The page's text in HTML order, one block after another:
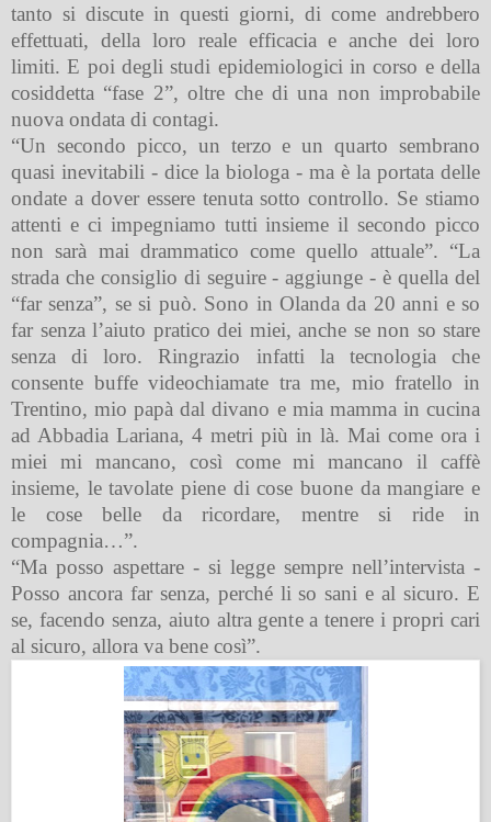
tanto si discute in questi giorni, di come andrebbero
effettuati, della loro reale efficacia e anche dei loro
limiti. E poi degli studi epidemiologici in corso e della
cosiddetta “fase 2”, oltre che di una non improbabile
nuova ondata di contagi.
“Un secondo picco, un terzo e un quarto sembrano
quasi inevitabili - dice la biologa - ma è la portata delle
ondate a dover essere tenuta sotto controllo. Se stiamo
attenti e ci impegniamo tutti insieme il secondo picco
non sarà mai drammatico come quello attuale”. “La
strada che consiglio di seguire - aggiunge - è quella del
“far senza”, se si può. Sono in Olanda da 20 anni e so
far senza l’aiuto pratico dei miei, anche se non so stare
senza di loro. Ringrazio infatti la tecnologia che
consente buffe videochiamate tra me, mio fratello in
Trentino, mio papà dal divano e mia mamma in cucina
ad Abbadia Lariana, 4 metri più in là. Mai come ora i
miei mi mancano, così come mi mancano il caffè
insieme, le tavolate piene di cose buone da mangiare e
le cose belle da ricordare, mentre si ride in
compagnia…”.
“Ma posso aspettare - si legge sempre nell’intervista -
Posso ancora far senza, perché li so sani e al sicuro. E
se, facendo senza, aiuto altra gente a tenere i propri cari
al sicuro, allora va bene così”.